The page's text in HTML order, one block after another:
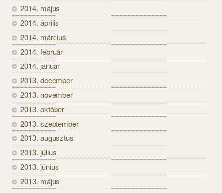
2014. május
2014. április
2014. március
2014. február
2014. január
2013. december
2013. november
2013. október
2013. szeptember
2013. augusztus
2013. július
2013. június
2013. május